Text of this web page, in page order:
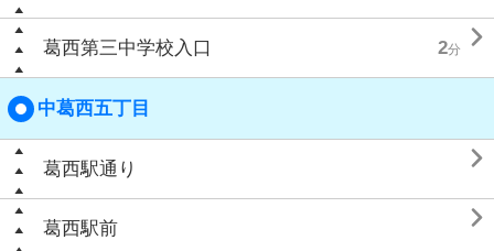
葛西第三中学校入口 2分 
中葛西五丁目
葛西駅通り 
葛西駅前 